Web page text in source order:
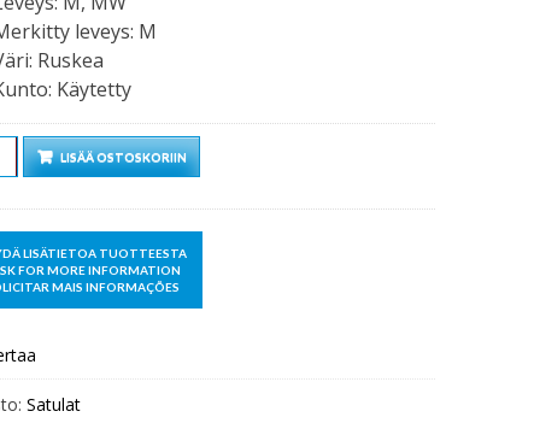
leveys: M
: Ruskea
: Käytetty
LISÄÄ OSTOSKORIIN
Satulat